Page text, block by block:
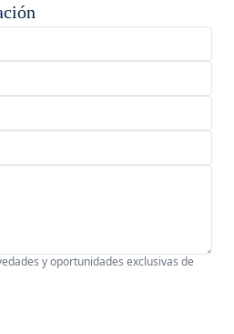
y oportunidades exclusivas de